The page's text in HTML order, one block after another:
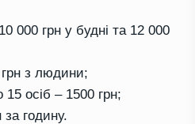
000 грн у будні та 12 000
грн з людини;
15 осіб – 1500 грн;
за годину.